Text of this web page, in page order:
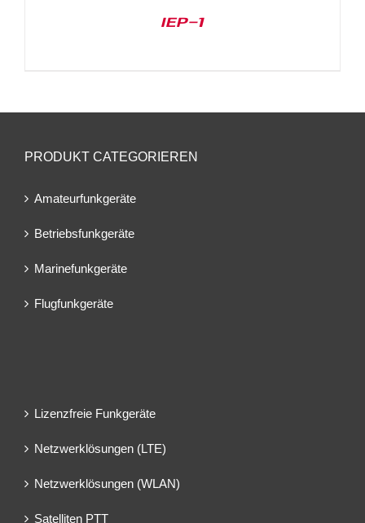
IEP-1
PRODUKT CATEGORIEREN
Amateurfunkgeräte
Betriebsfunkgeräte
Marinefunkgeräte
Flugfunkgeräte
Lizenzfreie Funkgeräte
Netzwerklösungen (LTE)
Netzwerklösungen (WLAN)
Satelliten PTT